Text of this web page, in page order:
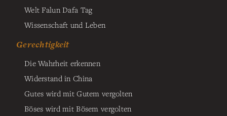
Welt Falun Dafa Tag
Wissenschaft und Leben
Gerechtigkeit
Die Wahrheit erkennen
Widerstand in China
Gutes wird mit Gutem vergolten
Böses wird mit Bösem vergolten